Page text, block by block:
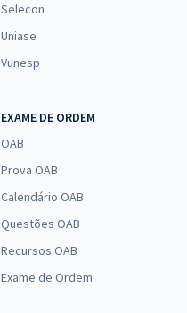
Selecon
Uniase
Vunesp
EXAME DE ORDEM
OAB
Prova OAB
Calendário OAB
Questões OAB
Recursos OAB
Exame de Ordem